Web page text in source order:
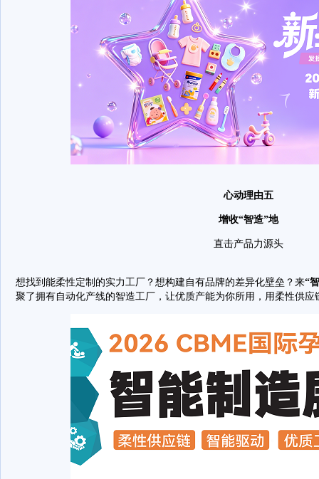
心动理由五
增收“智造”地
直击产品力源头
想找到能柔性定制的实力工厂？想构建自有品牌的差异化壁垒？来“
聚了拥有自动化产线的智造工厂，让优质产能为你所用，用柔性供